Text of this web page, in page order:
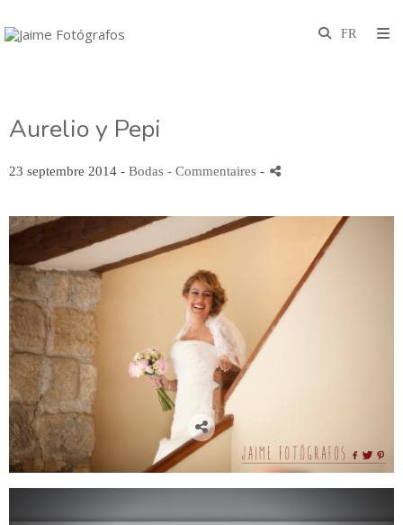
Aurelio y Pepi
23 septembre 2014 - Bodas - Commentaires -